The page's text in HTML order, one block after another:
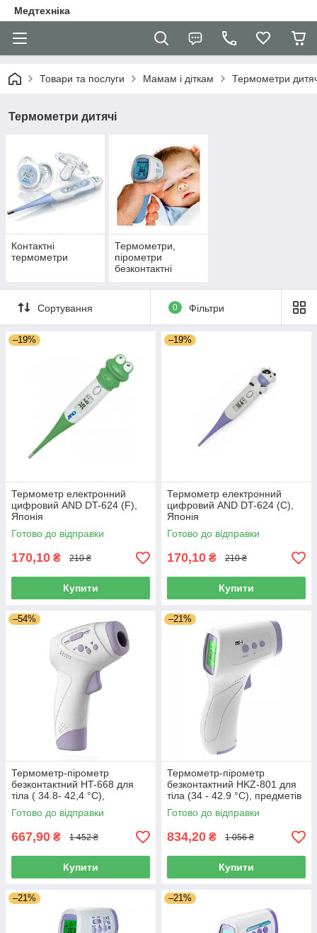
Медтехніка
Товари та послуги Мамам і діткам Термометри
Термометри дитячі
Контактні
термометри
Термометри,
пірометри
безконтактні
Сортування 0 Фільтри
–19%
Термометр електронний
цифровий AND DT-624 (F),
Японія
Готово до відправки
170,10 ₴ 210 ₴
Купити
–19%
Термометр електронний
цифровий AND DT-624 (C),
Японія
Готово до відправки
170,10 ₴ 210 ₴
Купити
–54%
Термометр-пірометр
безконтактний HT-668 для
тіла ( 34.8- 42,4 °C),
предметів (0 + 100 °C)
Готово до відправки
667,90 ₴ 1 452 ₴
Купити
–21%
Термометр-пірометр
безконтактний HKZ-801 для
тіла (34 - 42.9 °C), предметів
(0 + 100 °C)
Готово до відправки
834,20 ₴ 1 056 ₴
Купити
–21% –21%